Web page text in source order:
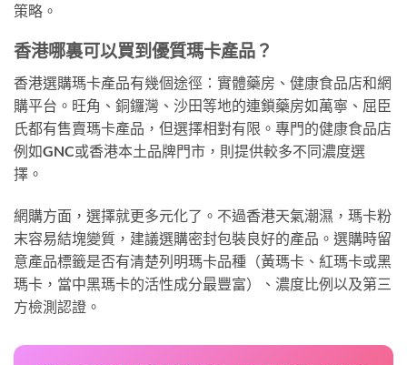
策略。
香港哪裏可以買到優質瑪卡產品？
香港選購瑪卡產品有幾個途徑：實體藥房、健康食品店和網
購平台。旺角、銅鑼灣、沙田等地的連鎖藥房如萬寧、屈臣
氏都有售賣瑪卡產品，但選擇相對有限。專門的健康食品店
例如GNC或香港本土品牌門市，則提供較多不同濃度選
擇。
網購方面，選擇就更多元化了。不過香港天氣潮濕，瑪卡粉
末容易結塊變質，建議選購密封包裝良好的產品。選購時留
意產品標籤是否有清楚列明瑪卡品種（黃瑪卡、紅瑪卡或黑
瑪卡，當中黑瑪卡的活性成分最豐富）、濃度比例以及第三
方檢測認證。